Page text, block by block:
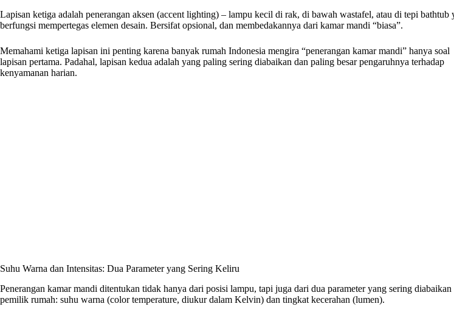
Lapisan ketiga adalah penerangan aksen (accent lighting) – lampu kecil di rak, di bawah wastafel, atau di tepi bathtub
berfungsi mempertegas elemen desain. Bersifat opsional, dan membedakannya dari kamar mandi “biasa”.
Memahami ketiga lapisan ini penting karena banyak rumah Indonesia mengira “penerangan kamar mandi” hanya soal
lapisan pertama. Padahal, lapisan kedua adalah yang paling sering diabaikan dan paling besar pengaruhnya terhadap
kenyamanan harian.
Suhu Warna dan Intensitas: Dua Parameter yang Sering Keliru
Penerangan kamar mandi ditentukan tidak hanya dari posisi lampu, tapi juga dari dua parameter yang sering diabaikan
pemilik rumah: suhu warna (color temperature, diukur dalam Kelvin) dan tingkat kecerahan (lumen).